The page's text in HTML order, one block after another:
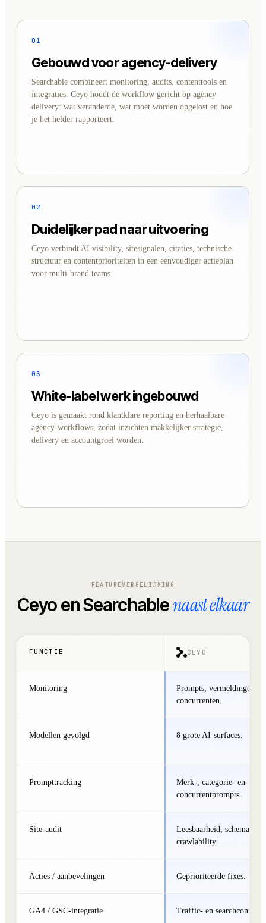
01
Gebouwd voor agency-delivery
Searchable combineert monitoring, audits, contenttools en
integraties. Ceyo houdt de workflow gericht op agency-
delivery: wat veranderde, wat moet worden opgelost en hoe
je het helder rapporteert.
02
Duidelijker pad naar uitvoering
Ceyo verbindt AI visibility, sitesignalen, citaties, technische
structuur en contentprioriteiten in een eenvoudiger actieplan
voor multi-brand teams.
03
White-label werk ingebouwd
Ceyo is gemaakt rond klantklare reporting en herhaalbare
agency-workflows, zodat inzichten makkelijker strategie,
delivery en accountgroei worden.
FEATUREVERGELIJKING
Ceyo en Searchablenaast elkaar
FUNCTIE CEYO
Monitoring
Prompts, vermeldingen,
concurrenten.
Modellen gevolgd 8 grote AI-surfaces.
Prompttracking
Merk-, categorie- en
concurrentprompts.
Site-audit
Leesbaarheid, schema,
crawlability.
Acties / aanbevelingen Geprioriteerde fixes.
GA4 / GSC-integratie Traffic- en searchcontext.